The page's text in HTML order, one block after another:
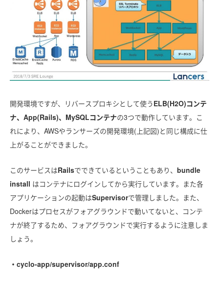
開発環境ですが、リバースプロキシとして使うELB(H2O)コンテ
ナ、App(Rails)、MySQLコンテナの3つで動作しています。こ
れにより、AWSやランサーズの開発環境(上記図)と同じ構成に仕
上がることができました。
このサービスはRailsでできているということもあり、 bundle
install はコンテナにログインしてから実行しています。また各
アプリケーションの起動はSupervisorで管理しました。また、
Dockerはプロセスがフォアグラウンドで動いてないと、コンテ
ナが終了するため、フォアグラウンドで実行するように注意しま
しょう。
・cyclo-app/supervisor/app.conf